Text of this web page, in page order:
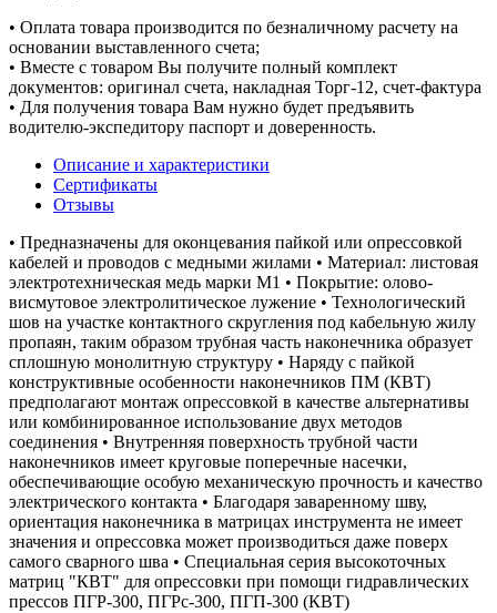
• Оплата товара производится по безналичному расчету на
основании выставленного счета;
• Вместе с товаром Вы получите полный комплект
документов: оригинал счета, накладная Торг-12, счет-фактура
• Для получения товара Вам нужно будет предъявить
водителю-экспедитору паспорт и доверенность.
Описание и характеристики
Сертификаты
Отзывы
• Предназначены для оконцевания пайкой или опрессовкой
кабелей и проводов с медными жилами • Материал: листовая
электротехническая медь марки М1 • Покрытие: олово-
висмутовое электролитическое лужение • Технологический
шов на участке контактного скругления под кабельную жилу
пропаян, таким образом трубная часть наконечника образует
сплошную монолитную структуру • Наряду с пайкой
конструктивные особенности наконечников ПМ (КВТ)
предполагают монтаж опрессовкой в качестве альтернативы
или комбинированное использование двух методов
соединения • Внутренняя поверхность трубной части
наконечников имеет круговые поперечные насечки,
обеспечивающие особую механическую прочность и качество
электрического контакта • Благодаря заваренному шву,
ориентация наконечника в матрицах инструмента не имеет
значения и опрессовка может производиться даже поверх
самого сварного шва • Специальная серия высокоточных
матриц "КВТ" для опрессовки при помощи гидравлических
прессов ПГР-300, ПГРс-300, ПГП-300 (КВТ)